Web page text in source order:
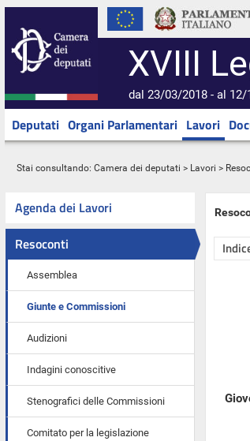
XVIII
dal 23/03/2018 - al 12/
Deputati Organi Parlamentari Lavori
Stai consultando: Camera dei deputati > Lavori >
Agenda dei Lavori
Resoconti
Assemblea
Giunte e Commissioni
Audizioni
Indagini conoscitive
Stenografici delle Commissioni
Comitato per la legislazione